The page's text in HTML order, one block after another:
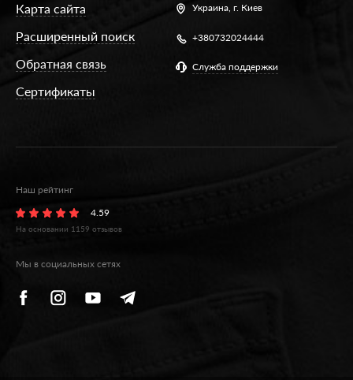
Карта сайта
Расширенный поиск
Обратная связь
Сертификаты
Украина, г. Киев
+380732024444
Служба поддержки
Наш рейтинг
4.59
На основании 1159 отзывов
Мы в социальных сетях